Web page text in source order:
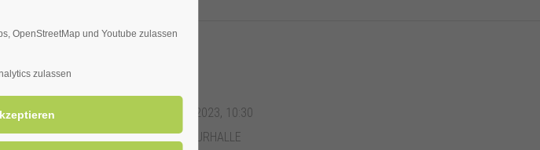
Hits
18.05.2023, 10:30
ORT: KURHALLE
OpenStreetMap und Youtube zulassen
zulassen